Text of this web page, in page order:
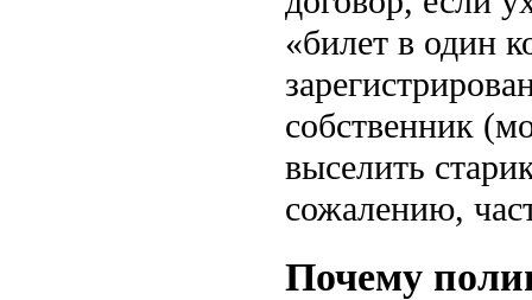
«билет в один
собственник
выселить
сожалению,
Почему